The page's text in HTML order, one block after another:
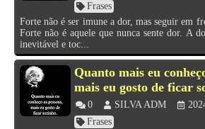
Frases
Forte não é ser imune a dor, mas seguir em
Forte não é aquele que nunca sente dor. A
inevitável e toc...
Quanto mais eu
mais eu gosto de ficar
0 SILVA ADM
Frases